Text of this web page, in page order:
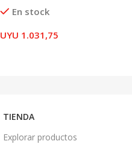
En stock
UYU 1.031,75
TIENDA
Explorar productos